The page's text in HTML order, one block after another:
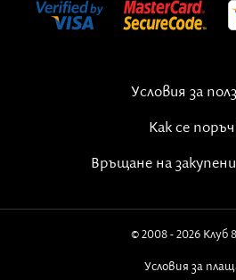
Богомила-Сандия започва да се
енергийни практики от 2000
Условия за
Как се
Връщане на
© 2008 - 2026 Клуб
Условия за